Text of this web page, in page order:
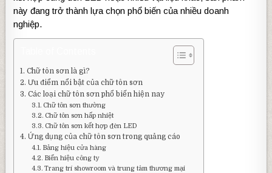
này đang trở thành lựa chọn phổ biến của nhiều doanh
nghiệp.
Chữ tôn sơn là gì?
Ưu điểm nổi bật của chữ tôn sơn
Các loại chữ tôn sơn phổ biến hiện nay
Chữ tôn sơn thường
Chữ tôn sơn hấp nhiệt
Chữ tôn sơn kết hợp đèn LED
Ứng dụng của chữ tôn sơn trong quảng cáo
Bảng hiệu cửa hàng
Biển hiệu công ty
Trang trí showroom và trung tâm thương mại